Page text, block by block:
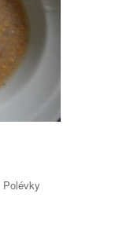
Polévky